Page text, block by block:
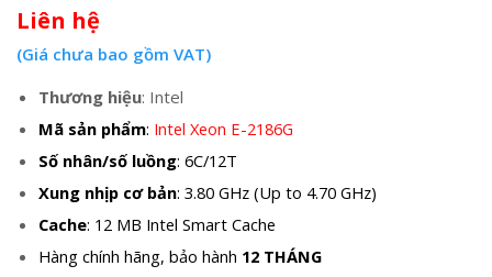
Liên hệ
(Giá chưa bao gồm VAT)
Thương hiệu: Intel
Mã sản phẩm: Intel Xeon E-2186G
Số nhân/số luồng: 6C/12T
Xung nhịp cơ bản: 3.80 GHz (Up to 4.70 GHz)
Cache: 12 MB Intel Smart Cache
Hàng chính hãng, bảo hành 12 THÁNG